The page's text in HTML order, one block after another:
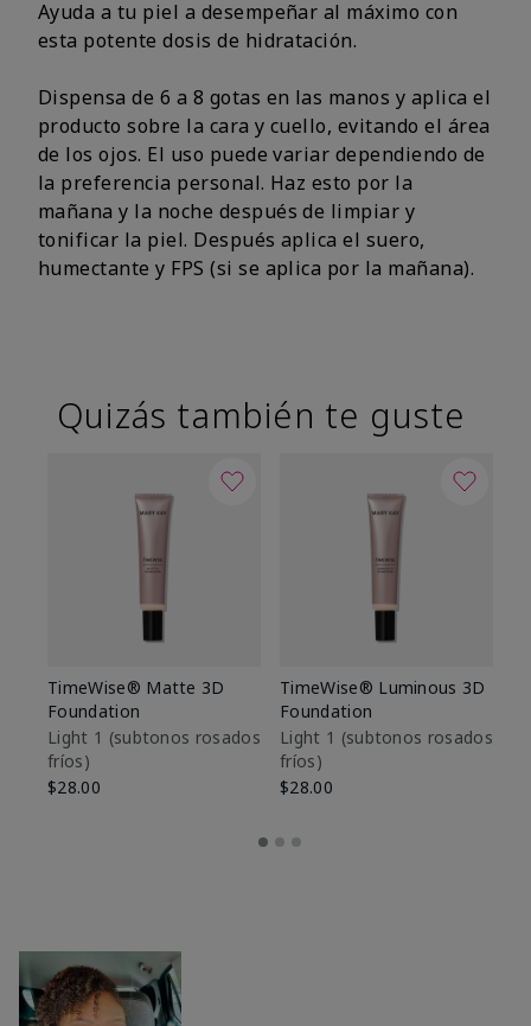
Ayuda a tu piel a desempeñar al máximo con
esta potente dosis de hidratación.
Dispensa de 6 a 8 gotas en las manos y aplica el
producto sobre la cara y cuello, evitando el área
de los ojos. El uso puede variar dependiendo de
la preferencia personal. Haz esto por la
mañana y la noche después de limpiar y
tonificar la piel. Después aplica el suero,
humectante y FPS (si se aplica por la mañana).
Quizás también te guste
TimeWise® Matte 3D
Foundation
Light 1​ (subtonos rosados
fríos)
$28.00
TimeWise® Luminous 3D
Foundation
Light 1​ (subtonos rosados
fríos)
$28.00